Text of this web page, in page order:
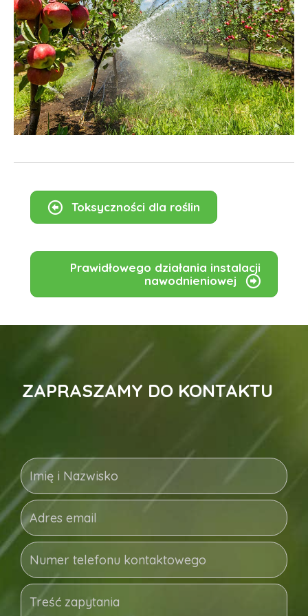
Toksyczności dla roślin
Prawidłowego działania instalacji
nawodnieniowej
ZAPRASZAMY DO KONTAKTU